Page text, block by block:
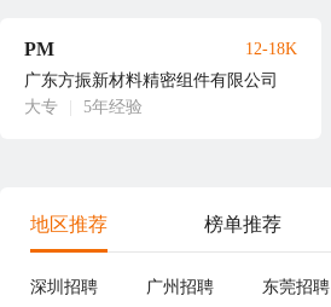
PM
广东方振新材料精密组件有限公司
大专
5年经验
12-18K
地区推荐 榜单推荐
深圳招聘 广州招聘 东莞招聘